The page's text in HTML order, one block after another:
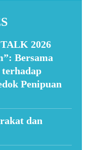
2026
Bersama
Penipuan
dan